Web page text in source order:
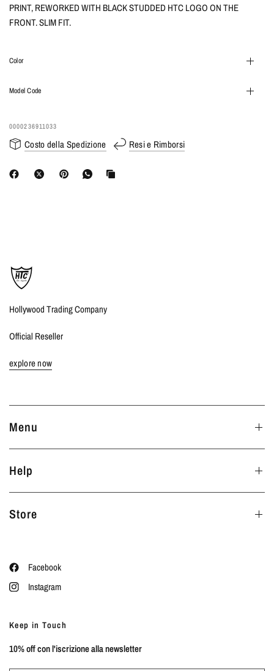
PRINT, REWORKED WITH BLACK STUDDED HTC LOGO ON THE
FRONT. SLIM FIT.
Color
Model Code
0000236911033
Costo della Spedizione Resi e Rimborsi
Hollywood Trading Company
Official Reseller
explore now
Menu
Help
Store
Facebook
Instagram
Keep in Touch
10% off con l'iscrizione alla newsletter